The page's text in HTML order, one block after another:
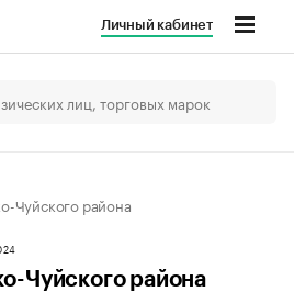
Личный кабинет
района
Чуйского района